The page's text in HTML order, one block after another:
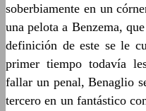
soberbiamente en un
una pelota a Benzema,
definición de este se le
primer tiempo todavía
fallar un penal, Benaglio
tercero en un fantástico